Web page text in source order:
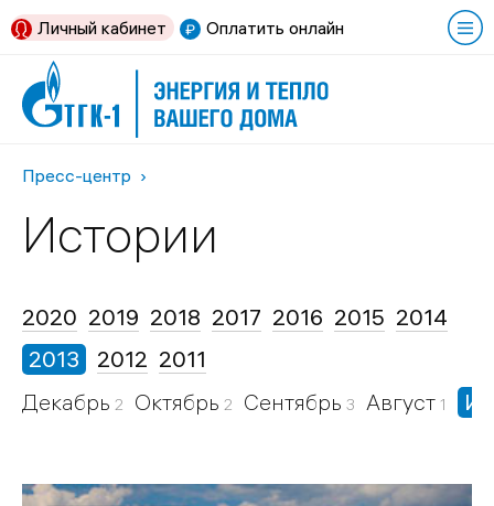
Оплатить онлайн
Личный кабинет
Пресс-центр
Истории
2020 2019 2018 2017 2016 2015 2014
2013
Декабрь 2 Октябрь 2 Сентябрь 3 Август 1
2012 2011